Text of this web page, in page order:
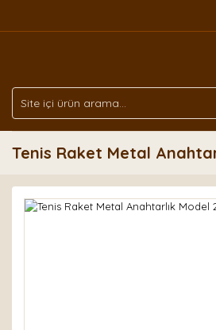
Tenis Raket Metal